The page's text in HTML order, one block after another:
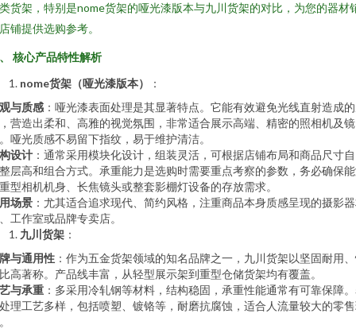
货架，特别是nome货架的哑光漆版本与九川货架的对比，为您的器材
铺提供选购参考。
核心产品特性解析
nome货架（哑光漆版本）
：
与质感 ：哑光漆表面处理是其显著特点。它能有效避免光线直射造成
营造出柔和、高雅的视觉氛围，非常适合展示高端、精密的照相机及镜
哑光质感不易留下指纹，易于维护清洁。
设计 ：通常采用模块化设计，组装灵活，可根据店铺布局和商品尺寸
层高和组合方式。承重能力是选购时需要重点考察的参数，务必确保
型相机机身、长焦镜头或整套影棚灯设备的存放需求。
场景 ：尤其适合追求现代、简约风格，注重商品本身质感呈现的摄影
工作室或品牌专卖店。
九川货架 ：
与通用性 ：作为五金货架领域的知名品牌之一，九川货架以坚固耐用
高著称。产品线丰富，从轻型展示架到重型仓储货架均有覆盖。
与承重 ：多采用冷轧钢等材料，结构稳固，承重性能通常有可靠保障
理工艺多样，包括喷塑、镀铬等，耐磨抗腐蚀，适合人流量较大的零